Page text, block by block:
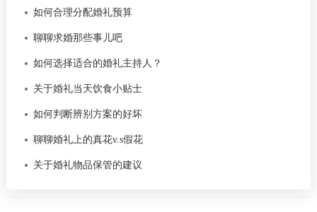
如何合理分配婚礼预算
聊聊求婚那些事儿吧
如何选择适合的婚礼主持人？
关于婚礼当天饮食小贴士
如何判断辨别方案的好坏
聊聊婚礼上的真花v.s假花
关于婚礼物品保管的建议